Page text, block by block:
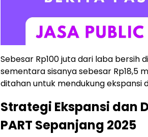
Sebesar Rp100 juta dari laba bersih
sementara sisanya sebesar Rp18,5
ditahan untuk mendukung ekspansi
Strategi Ekspansi dan
PART Sepanjang 2025